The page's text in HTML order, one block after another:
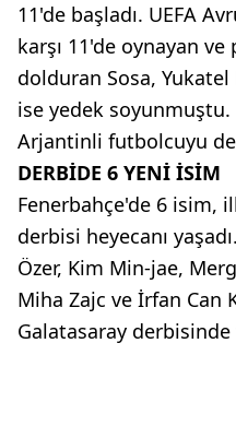
11'de başladı. UEFA
karşı 11'de oynayan
dolduran Sosa, Yukatel
ise yedek
Arjantinli futbolcuyu
DERBİDE 6 YENİ İSİM
Fenerbahçe'de 6 isim,
derbisi heyecanı
Özer, Kim Min-jae,
Miha Zajc ve İrfan Can
Galatasaray